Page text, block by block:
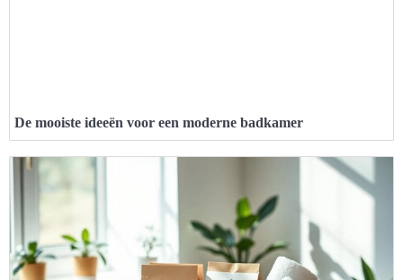
De mooiste ideeën voor een moderne badkamer